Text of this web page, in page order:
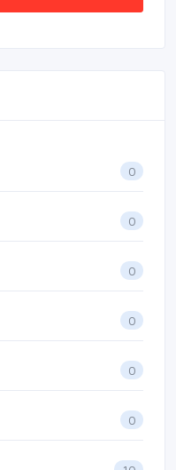
0
0
0
0
0
0